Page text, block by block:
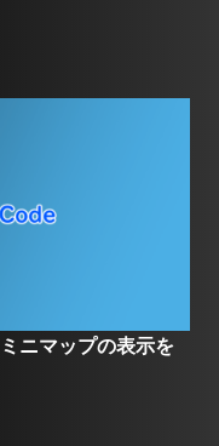
ニマップの表示を